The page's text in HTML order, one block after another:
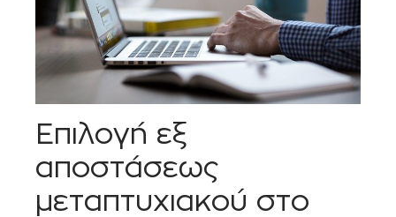
Επιλογή εξ
αποστάσεως
μεταπτυχιακού στο